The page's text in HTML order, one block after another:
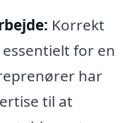
Korrekt
for en
har
til at